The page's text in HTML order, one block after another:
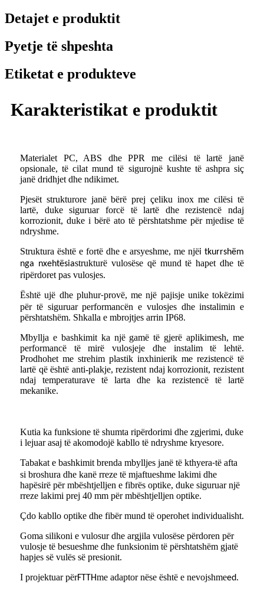
Detajet e produktit
Pyetje të shpeshta
Etiketat e produkteve
Karakteristikat e produktit
Materialet PC, ABS dhe PPR me cilësi të lartë janë
opsionale, të cilat mund të sigurojnë kushte të ashpra siç
janë dridhjet dhe ndikimet.
Pjesët strukturore janë bërë prej çeliku inox me cilësi të
lartë, duke siguruar forcë të lartë dhe rezistencë ndaj
korrozionit, duke i bërë ato të përshtatshme për mjedise të
ndryshme.
Struktura është e fortë dhe e arsyeshme, me njëi tkurrshëm
nga nxehtësiastrukturë vulosëse që mund të hapet dhe të
ripërdoret pas vulosjes.
Është ujë dhe pluhur-provë, me një pajisje unike tokëzimi
për të siguruar performancën e vulosjes dhe instalimin e
përshtatshëm. Shkalla e mbrojtjes arrin IP68.
Mbyllja e bashkimit ka një gamë të gjerë aplikimesh, me
performancë të mirë vulosjeje dhe instalim të lehtë.
Prodhohet me strehim plastik inxhinierik me rezistencë të
lartë që është anti-plakje, rezistent ndaj korrozionit, rezistent
ndaj temperaturave të larta dhe ka rezistencë të lartë
mekanike.
Kutia ka funksione të shumta ripërdorimi dhe zgjerimi, duke
i lejuar asaj të akomodojë kabllo të ndryshme kryesore.
Tabakat e bashkimit brenda mbylljes janë të kthyera-të afta
si broshura dhe kanë rreze të mjaftueshme lakimi dhe
hapësirë ​​për mbështjelljen e fibrës optike, duke siguruar një
rreze lakimi prej 40 mm për mbështjelljen optike.
Çdo kabllo optike dhe fibër mund të operohet individualisht.
Goma silikoni e vulosur dhe argjila vulosëse përdoren për
vulosje të besueshme dhe funksionim të përshtatshëm gjatë
hapjes së vulës së presionit.
I projektuar përFTTHme adaptor nëse është e nevojshmeed.